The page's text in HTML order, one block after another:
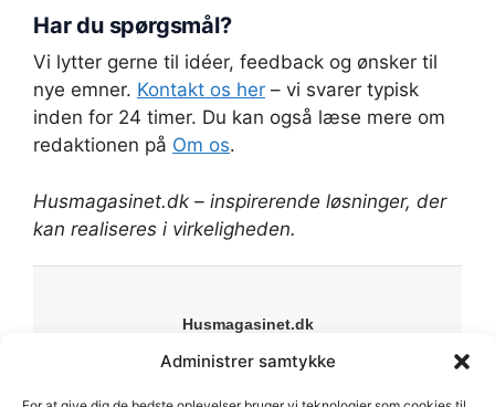
Administrer samtykke
Har du spørgsmål?
Vi lytter gerne til idéer, feedback og ønsker til
nye emner. Kontakt os her – vi svarer typisk
inden for 24 timer. Du kan også læse mere om
redaktionen på Om os.
Husmagasinet.dk – inspirerende løsninger, der
kan realiseres i virkeligheden.
Husmagasinet.dk
Din online guide til bolig, have og livsstil. Vi deler